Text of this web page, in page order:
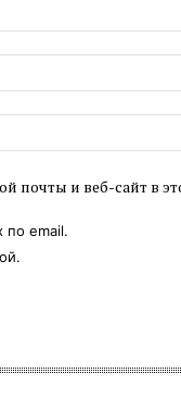
почты и веб-сайт в
по email.